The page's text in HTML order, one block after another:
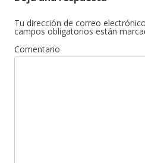
Tu dirección de correo
campos obligatorios están
Comentario